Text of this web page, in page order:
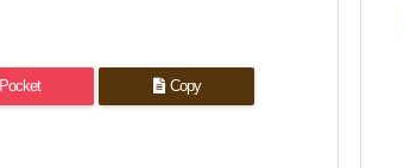
Pocket Copy